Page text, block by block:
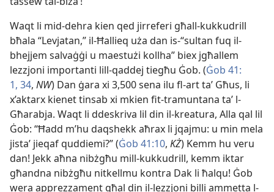
Waqt li mid-​dehra kien qed jirreferi għall-​kukkudrill
bħala “Levjatan,” il-​Ħallieq uża dan is-​“sultan fuq il-​
bhejjem salvaġġi u maestużi kollha” biex jgħallem
lezzjoni importanti lill-​qaddej tiegħu Ġob. (Ġob 41:​
1, 34, NW) Dan ġara xi 3,500 sena ilu fl-​art taʼ Għus, li
x’aktarx kienet tinsab xi mkien fit-​tramuntana taʼ l-​
Għarabja. Waqt li ddeskriva lil din il-​kreatura, Alla qal lil
Ġob: “Ħadd m’hu daqshekk aħrax li jqajmu: u min mela
jistaʼ jieqaf quddiemi?” (Ġob 41:​10, KŻ) Kemm hu veru
dan! Jekk aħna nibżgħu mill-​kukkudrill, kemm iktar
għandna nibżgħu nitkellmu kontra Dak li ħalqu! Ġob
wera apprezzament għal din il-​lezzjoni billi ammetta l-​